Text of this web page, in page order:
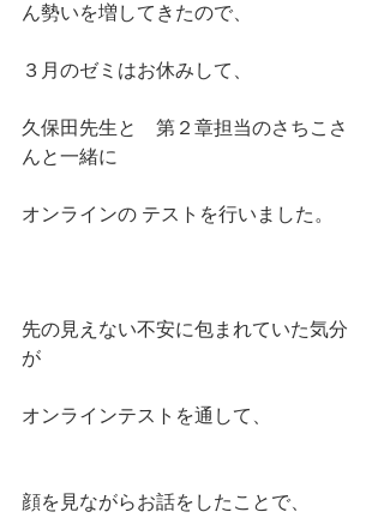
ん勢いを増してきたので、
３月のゼミはお休みして、
久保田先生と　第２章担当のさちこさ
んと一緒に
オンラインの テストを行いました。
先の見えない不安に包まれていた気分
が
オンラインテストを通して、
顔を見ながらお話をしたことで、